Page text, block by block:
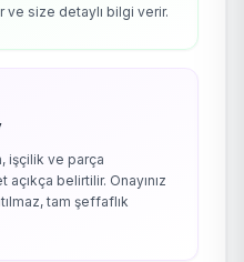
ve size detaylı bilgi verir.
işçilik ve parça
belirtilir. Onayınız
tam şeffaflık